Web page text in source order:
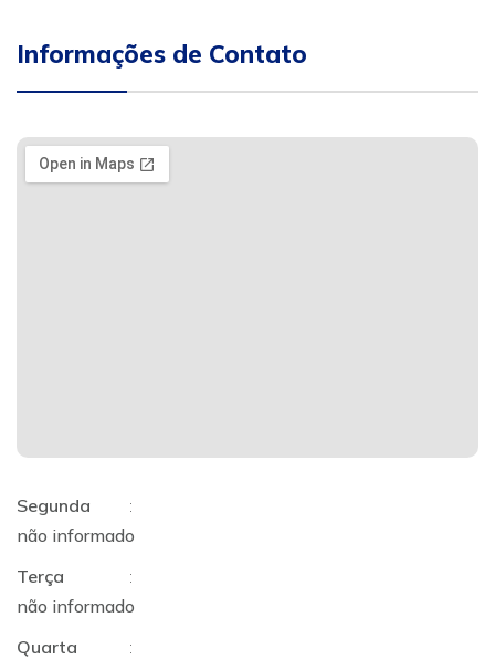
Informações de Contato
Segunda
:
não informado
Terça
:
não informado
Quarta
: